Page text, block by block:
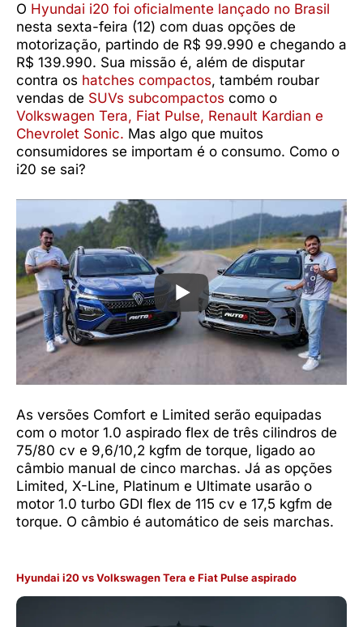
O Hyundai i20 foi oficialmente lançado no Brasil
nesta sexta-feira (12) com duas opções de
motorização, partindo de R$ 99.990 e chegando a
R$ 139.990. Sua missão é, além de disputar
contra os hatches compactos, também roubar
vendas de SUVs subcompactos como o
Volkswagen Tera, Fiat Pulse, Renault Kardian e
Chevrolet Sonic. Mas algo que muitos
consumidores se importam é o consumo. Como o
i20 se sai?
As versões Comfort e Limited serão equipadas
com o motor 1.0 aspirado flex de três cilindros de
75/80 cv e 9,6/10,2 kgfm de torque, ligado ao
câmbio manual de cinco marchas. Já as opções
Limited, X-Line, Platinum e Ultimate usarão o
motor 1.0 turbo GDI flex de 115 cv e 17,5 kgfm de
torque. O câmbio é automático de seis marchas.
Hyundai i20 vs Volkswagen Tera e Fiat Pulse aspirado